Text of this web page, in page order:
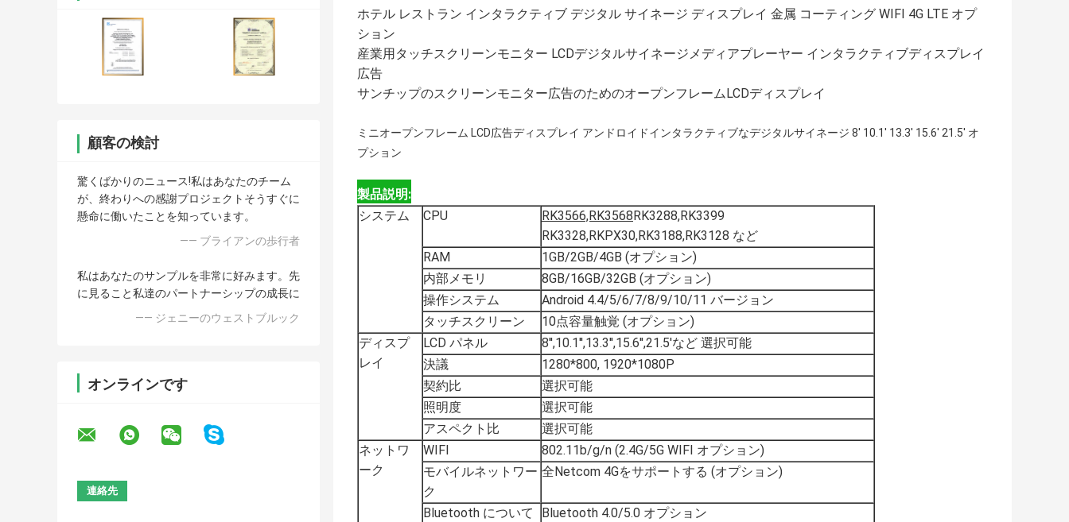
顧客の検討
驚くばかりのニュース!私はあなたのチーム
が、終わりへの感謝プロジェクトそうすぐに
懸命に働いたことを知っています。
—— ブライアンの歩行者
私はあなたのサンプルを非常に好みます。先
に見ること私達のパートナーシップの成長に
—— ジェニーのウェストブルック
オンラインです
ホテル レストラン インタラクティブ デジタル サイネージ ディスプレイ 金属 コーティング WIFI 4G LTE オプ
ション
産業用タッチスクリーンモニター LCDデジタルサイネージメディアプレーヤー インタラクティブディスプレイ
広告
サンチップのスクリーンモニター広告のためのオープンフレームLCDディスプレイ
ミニオープンフレーム LCD広告ディスプレイ アンドロイドインタラクティブなデジタルサイネージ 8' 10.1' 13.3' 15.6' 21.5' オ
プション
製品説明:
システム
CPU RK3566,RK3568 RK3288,RK3399
RK3328,RKPX30,RK3188,RK3128 など
RAM
1GB/2GB/4GB (オプション)
内部メモリ
8GB/16GB/32GB (オプション)
操作システム
Android 4.4/5/6/7/8/9/10/11 バージョン
タッチスクリーン
10点容量触覚 (オプション)
ディスプ
レイ
LCD パネル
8'',10.1'',13.3'',15.6'',21.5'など 選択可能
決議
1280*800, 1920*1080P
契約比
選択可能
照明度
選択可能
アスペクト比
選択可能
ネットワ
ーク
WIFI
802.11b/g/n (2.4G/5G WIFI オプション)
モバイルネットワー
ク
全Netcom 4Gをサポートする (オプション)
Bluetooth について
Bluetooth 4.0/5.0 オプション